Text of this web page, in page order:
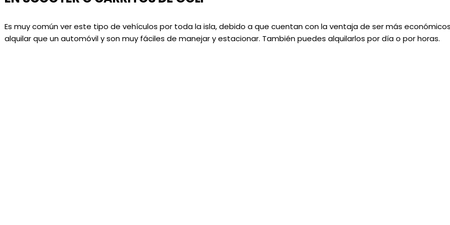
Es muy común ver este tipo de vehículos por toda la isla, debido a que cuentan con la ventaja de ser más
alquilar que un automóvil y son muy fáciles de manejar y estacionar. También puedes alquilarlos por día o por horas.